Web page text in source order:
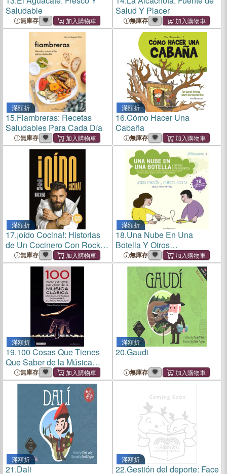
Saludable
無庫存
Salud Y Placer
無庫存
滿額折
15.Fiambreras: Recetas
Saludables Para Cada Día
無庫存
滿額折
16.Cómo Hacer Una
Cabaña
無庫存
滿額折
17.¡oído Cocina!: Historias
de Un Cocinero Con Rock´n
Roll無庫存
滿額折
18.Una Nube En Una
Botella Y Otros
Experimentos: Meteorología:
Aire, Presión Atmosférica,
Depresiones Y Anticiclones,
Nubes, Frentes,
Instrumentos
無庫存
滿額折
19.100 Cosas Que Tienes
Que Saber de la Música
Clásica: Una Guía Infalible
Para Saber Cuándo
無庫存
滿額折
20.Gaudi
無庫存
滿額折
21.Dali
滿額折
22.Gestión del deporte: Face